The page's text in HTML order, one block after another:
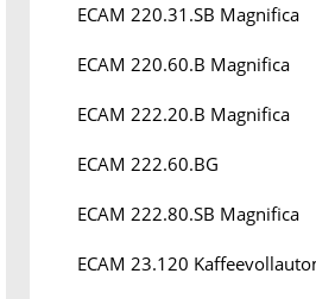
ECAM 220.31.SB Magnifica
ECAM 220.60.B Magnifica
ECAM 222.20.B Magnifica
ECAM 222.60.BG
ECAM 222.80.SB Magnifica
ECAM 23.120